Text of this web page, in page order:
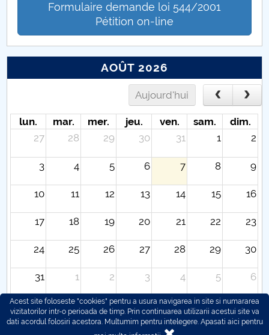
Formulaire demande loi 544/2001
Pétition on-line
AOÛT 2026
Aujourd'hui
lun. mar. mer. jeu. ven. sam.
dim.
27
28 29 30 31 1 2
3 4 5 6 7 8 9
10 11 12 13 14 15 16
17 18 19 20 21 22 23
24 25 26 27 28 29 30
31 1 2 3 4 5 6
Acest site foloseste "cookies" pentru a usura navigarea in site si numararea
vizitatorilor intr-o perioada de timp. Prin continuarea utilizarii acestui site va
dati acordul folosiri acestora. Multumim pentru intelegere. Apasati aici pentru